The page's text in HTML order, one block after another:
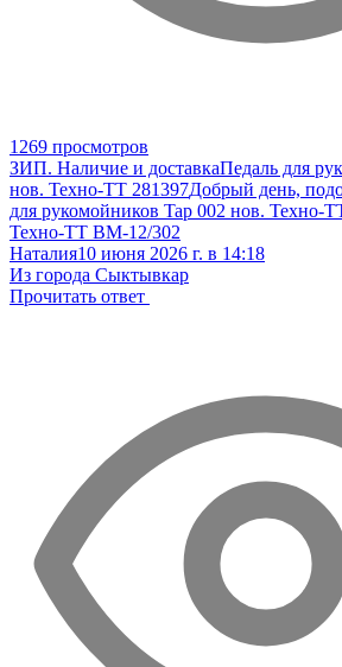
1269 просмотров
ЗИП. Наличие и доставкаПедаль для
нов. Техно-ТТ 281397Добрый день,
для рукомойников Tap 002 нов. Техно-
Техно-ТТ ВМ-12/302
Наталия10 июня 2026 г. в 14:18
Из города Сыктывкар
Прочитать ответ